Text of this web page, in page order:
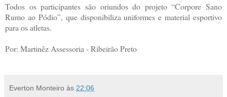
Todos os participantes são oriundos do projeto “Corpore Sano
Rumo ao Pódio”, que disponibiliza uniformes e material esportivo
para os atletas.
Por: Martinêz Assessoria - Ribeirão Preto
Everton Monteiro às 22:06